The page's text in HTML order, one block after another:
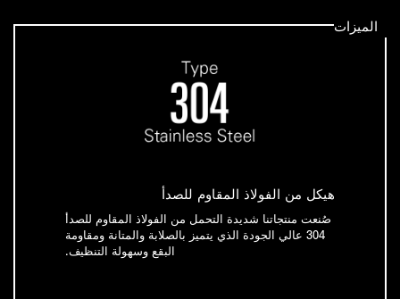
الميزات
هيكل من الفولاذ المقاوم للصدأ
صُنعت منتجاتنا شديدة التحمل من الفولاذ المقاوم للصدأ
304 عالي الجودة الذي يتميز بالصلابة والمتانة ومقاومة
البقع وسهولة التنظيف.